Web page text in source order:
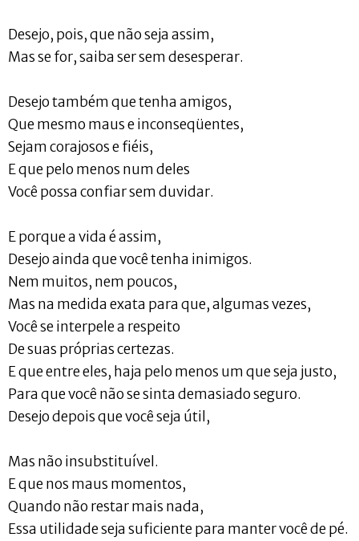
Desejo, pois, que não seja assim,
Mas se for, saiba ser sem desesperar.
Desejo também que tenha amigos,
Que mesmo maus e inconseqüentes,
Sejam corajosos e fiéis,
E que pelo menos num deles
Você possa confiar sem duvidar.
E porque a vida é assim,
Desejo ainda que você tenha inimigos.
Nem muitos, nem poucos,
Mas na medida exata para que, algumas vezes,
Você se interpele a respeito
De suas próprias certezas.
E que entre eles, haja pelo menos um que seja justo,
Para que você não se sinta demasiado seguro.
Desejo depois que você seja útil,
Mas não insubstituível.
E que nos maus momentos,
Quando não restar mais nada,
Essa utilidade seja suficiente para manter você de pé.